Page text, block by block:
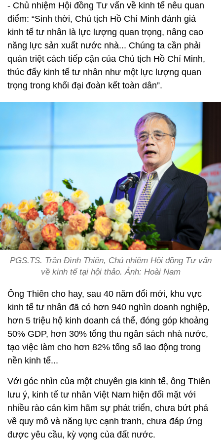
- Chủ nhiệm Hội đồng Tư vấn về kinh tế nêu quan
điểm: “Sinh thời, Chủ tịch Hồ Chí Minh đánh giá
kinh tế tư nhân là lực lượng quan trọng, nâng cao
năng lực sản xuất nước nhà... Chúng ta cần phải
quán triệt cách tiếp cận của Chủ tịch Hồ Chí Minh,
thúc đẩy kinh tế tư nhân như một lực lượng quan
trọng trong khối đại đoàn kết toàn dân”.
PGS.TS. Trần Đình Thiên, Chủ nhiệm Hội đồng Tư vấn
về kinh tế tại hội thảo. Ảnh: Hoài Nam
Ông Thiên cho hay, sau 40 năm đổi mới, khu vực
kinh tế tư nhân đã có hơn 940 nghìn doanh nghiệp,
hơn 5 triệu hộ kinh doanh cá thể, đóng góp khoảng
50% GDP, hơn 30% tổng thu ngân sách nhà nước,
tạo việc làm cho hơn 82% tổng số lao động trong
nền kinh tế...
Với góc nhìn của một chuyên gia kinh tế, ông Thiên
lưu ý, kinh tế tư nhân Việt Nam hiện đối mặt với
nhiều rào cản kìm hãm sự phát triển, chưa bứt phá
về quy mô và năng lực cạnh tranh, chưa đáp ứng
được yêu cầu, kỳ vọng của đất nước.